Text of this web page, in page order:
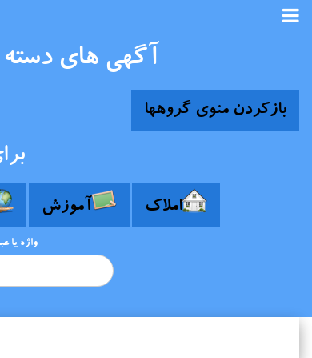
آگهی های دسته
بازکردن منوی گروهها
املاک آموزش
واژه یا